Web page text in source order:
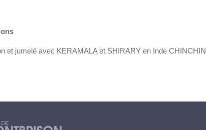
et jumelé avec KERAMALA et SHIRARY en Inde